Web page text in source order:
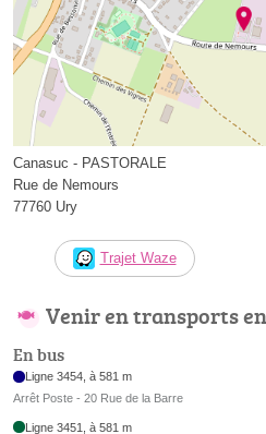
Canasuc - PASTORALE
Rue de Nemours
77760 Ury
Trajet Waze
Venir en transports
En bus
Ligne 3454, à 581 m
Arrêt Poste - 20 Rue de la Barre
Ligne 3451, à 581 m